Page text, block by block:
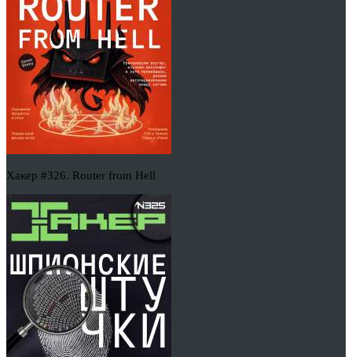
Хакер #326. Router from Hell